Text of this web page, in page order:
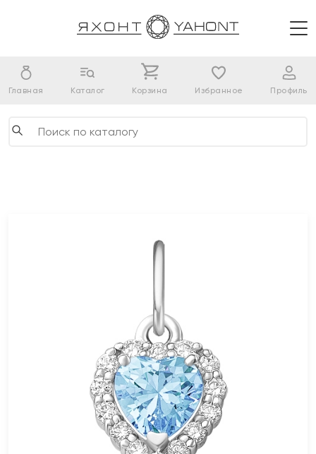
Главная Каталог Корзина Избранное Профиль